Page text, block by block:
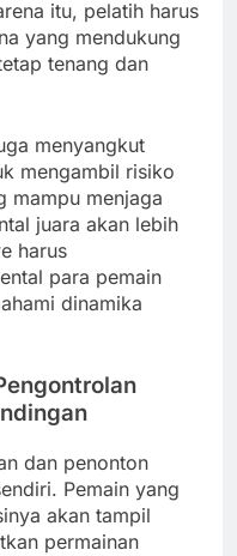
itu, pelatih harus
yang mendukung
tenang dan
menyangkut
mengambil risiko
mampu menjaga
juara akan lebih
harus
para pemain
dinamika
dan penonton
Pemain yang
akan tampil
permainan